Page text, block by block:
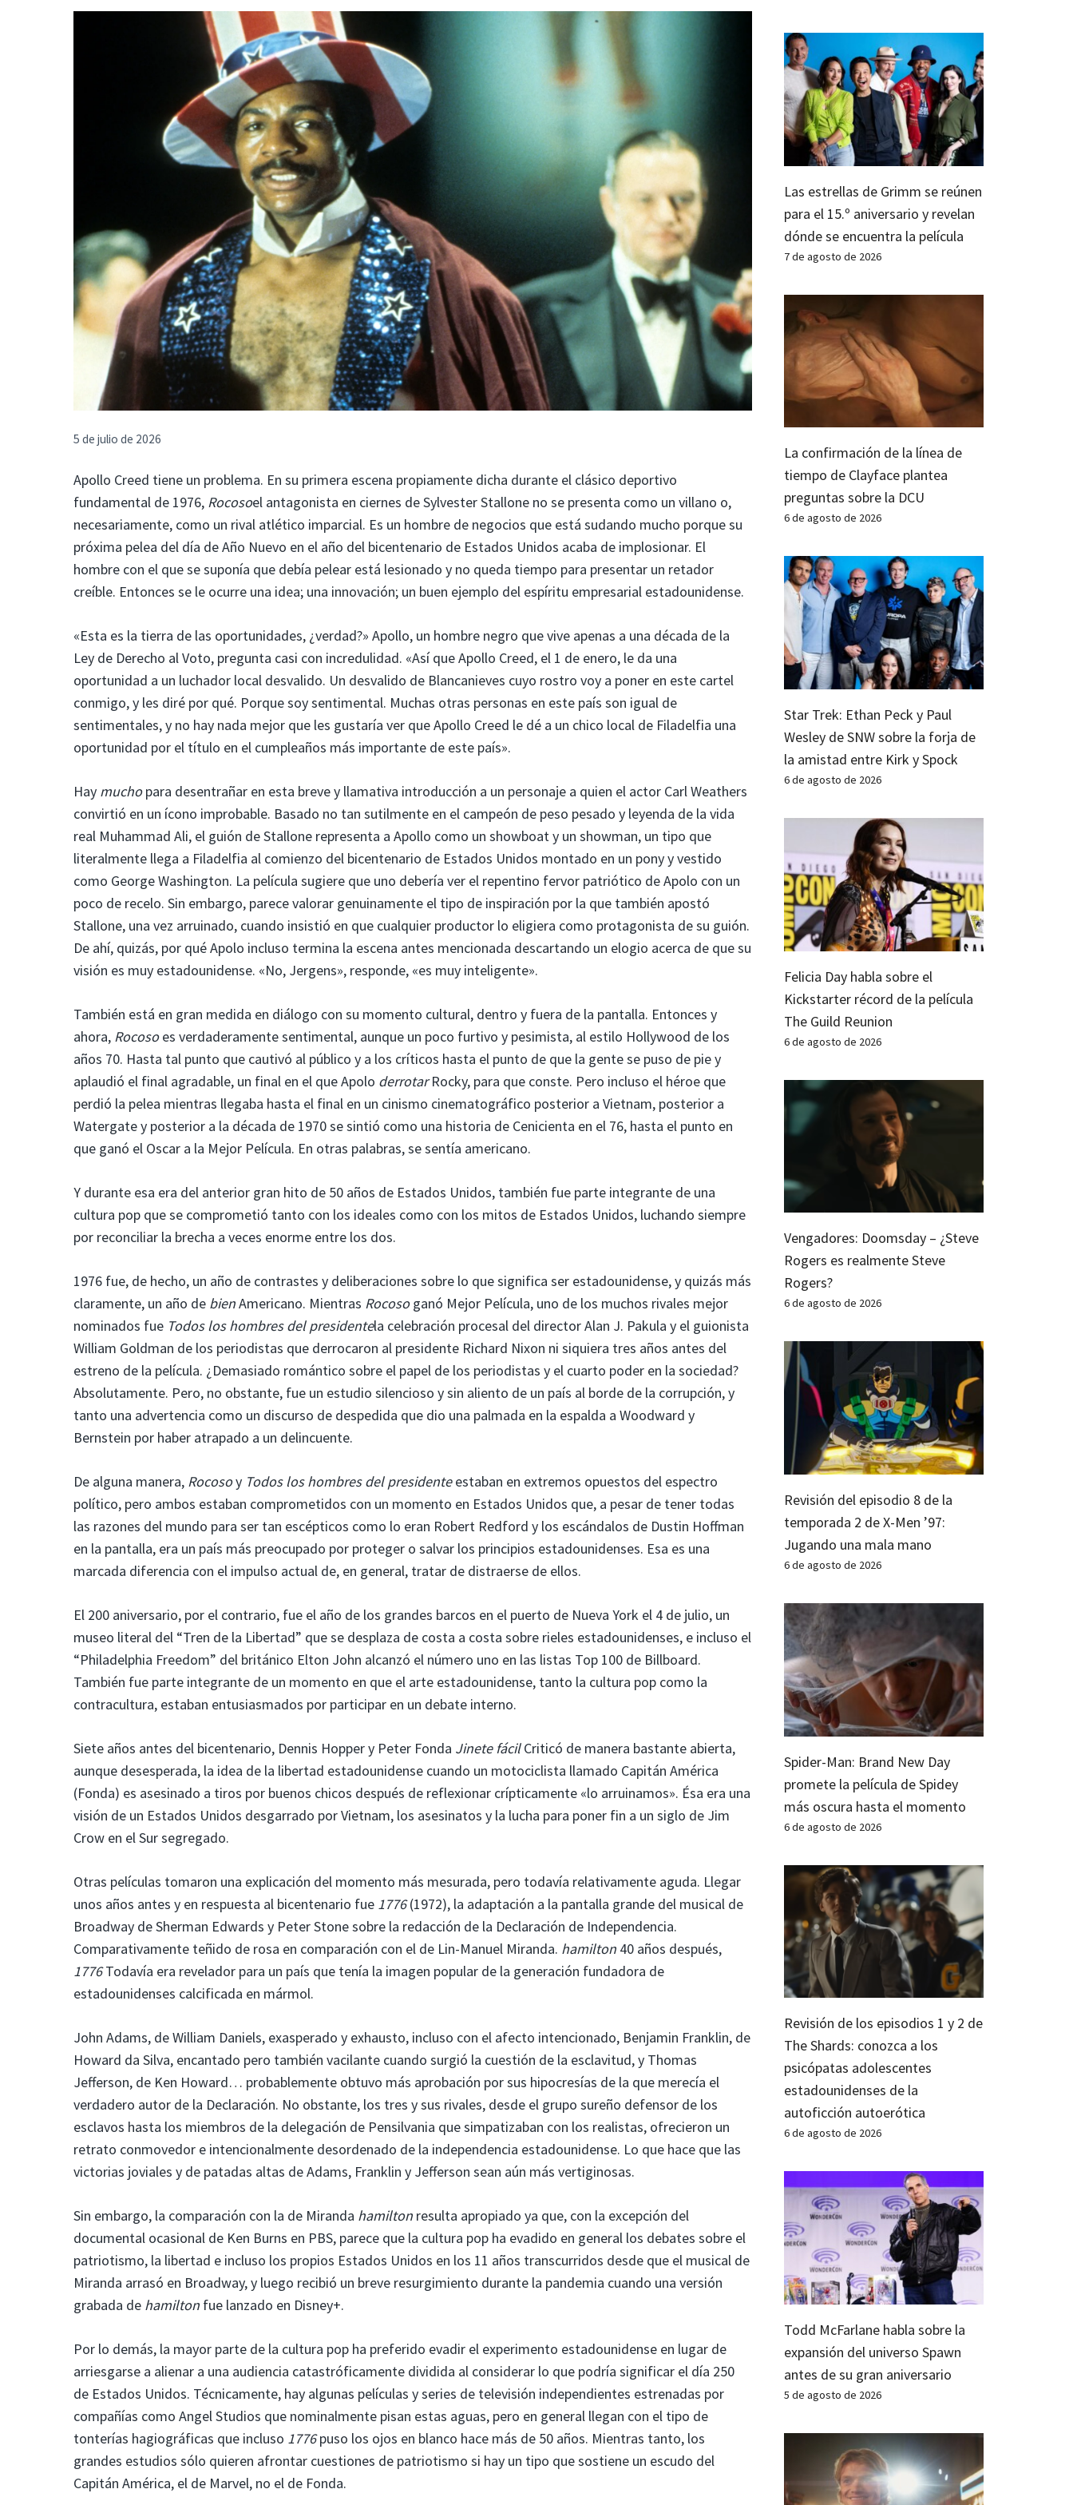
5 de julio de 2026
Apollo Creed tiene un problema. En su primera escena propiamente dicha durante el clásico deportivo
fundamental de 1976, Rocosoel antagonista en ciernes de Sylvester Stallone no se presenta como un villano o,
necesariamente, como un rival atlético imparcial. Es un hombre de negocios que está sudando mucho porque su
próxima pelea del día de Año Nuevo en el año del bicentenario de Estados Unidos acaba de implosionar. El
hombre con el que se suponía que debía pelear está lesionado y no queda tiempo para presentar un retador
creíble. Entonces se le ocurre una idea; una innovación; un buen ejemplo del espíritu empresarial estadounidense.
«Esta es la tierra de las oportunidades, ¿verdad?» Apollo, un hombre negro que vive apenas a una década de la
Ley de Derecho al Voto, pregunta casi con incredulidad. «Así que Apollo Creed, el 1 de enero, le da una
oportunidad a un luchador local desvalido. Un desvalido de Blancanieves cuyo rostro voy a poner en este cartel
conmigo, y les diré por qué. Porque soy sentimental. Muchas otras personas en este país son igual de
sentimentales, y no hay nada mejor que les gustaría ver que Apollo Creed le dé a un chico local de Filadelfia una
oportunidad por el título en el cumpleaños más importante de este país».
Hay muchopara desentrañar en esta breve y llamativa introducción a un personaje a quien el actor Carl Weathers
convirtió en un ícono improbable. Basado no tan sutilmente en el campeón de peso pesado y leyenda de la vida
real Muhammad Ali, el guión de Stallone representa a Apollo como un showboat y un showman, un tipo que
literalmente llega a Filadelfia al comienzo del bicentenario de Estados Unidos montado en un pony y vestido
como George Washington. La película sugiere que uno debería ver el repentino fervor patriótico de Apolo con un
poco de recelo. Sin embargo, parece valorar genuinamente el tipo de inspiración por la que también apostó
Stallone, una vez arruinado, cuando insistió en que cualquier productor lo eligiera como protagonista de su guión.
De ahí, quizás, por qué Apolo incluso termina la escena antes mencionada descartando un elogio acerca de que su
visión es muy estadounidense. «No, Jergens», responde, «es muy inteligente».
También está en gran medida en diálogo con su momento cultural, dentro y fuera de la pantalla. Entonces y
ahora, Rocosoes verdaderamente sentimental, aunque un poco furtivo y pesimista, al estilo Hollywood de los
años 70. Hasta tal punto que cautivó al público y a los críticos hasta el punto de que la gente se puso de pie y
aplaudió el final agradable, un final en el que Apolo derrotarRocky, para que conste. Pero incluso el héroe que
perdió la pelea mientras llegaba hasta el final en un cinismo cinematográfico posterior a Vietnam, posterior a
Watergate y posterior a la década de 1970 se sintió como una historia de Cenicienta en el 76, hasta el punto en
que ganó el Oscar a la Mejor Película. En otras palabras, se sentía americano.
Y durante esa era del anterior gran hito de 50 años de Estados Unidos, también fue parte integrante de una
cultura pop que se comprometió tanto con los ideales como con los mitos de Estados Unidos, luchando siempre
por reconciliar la brecha a veces enorme entre los dos.
1976 fue, de hecho, un año de contrastes y deliberaciones sobre lo que significa ser estadounidense, y quizás más
claramente, un año de bienAmericano. Mientras Rocosoganó Mejor Película, uno de los muchos rivales mejor
nominados fue Todos los hombres del presidentela celebración procesal del director Alan J. Pakula y el guionista
William Goldman de los periodistas que derrocaron al presidente Richard Nixon ni siquiera tres años antes del
estreno de la película. ¿Demasiado romántico sobre el papel de los periodistas y el cuarto poder en la sociedad?
Absolutamente. Pero, no obstante, fue un estudio silencioso y sin aliento de un país al borde de la corrupción, y
tanto una advertencia como un discurso de despedida que dio una palmada en la espalda a Woodward y
Bernstein por haber atrapado a un delincuente.
De alguna manera, Rocosoy Todos los hombres del presidenteestaban en extremos opuestos del espectro
político, pero ambos estaban comprometidos con un momento en Estados Unidos que, a pesar de tener todas
las razones del mundo para ser tan escépticos como lo eran Robert Redford y los escándalos de Dustin Hoffman
en la pantalla, era un país más preocupado por proteger o salvar los principios estadounidenses. Esa es una
marcada diferencia con el impulso actual de, en general, tratar de distraerse de ellos.
El 200 aniversario, por el contrario, fue el año de los grandes barcos en el puerto de Nueva York el 4 de julio, un
museo literal del “Tren de la Libertad” que se desplaza de costa a costa sobre rieles estadounidenses, e incluso el
“Philadelphia Freedom” del británico Elton John alcanzó el número uno en las listas Top 100 de Billboard.
También fue parte integrante de un momento en que el arte estadounidense, tanto la cultura pop como la
contracultura, estaban entusiasmados por participar en un debate interno.
Siete años antes del bicentenario, Dennis Hopper y Peter Fonda Jinete fácilCriticó de manera bastante abierta,
aunque desesperada, la idea de la libertad estadounidense cuando un motociclista llamado Capitán América
(Fonda) es asesinado a tiros por buenos chicos después de reflexionar crípticamente «lo arruinamos». Ésa era una
visión de un Estados Unidos desgarrado por Vietnam, los asesinatos y la lucha para poner fin a un siglo de Jim
Crow en el Sur segregado.
Otras películas tomaron una explicación del momento más mesurada, pero todavía relativamente aguda. Llegar
unos años antes y en respuesta al bicentenario fue 1776(1972), la adaptación a la pantalla grande del musical de
Broadway de Sherman Edwards y Peter Stone sobre la redacción de la Declaración de Independencia.
Comparativamente teñido de rosa en comparación con el de Lin-Manuel Miranda. hamilton 40 años después,
1776Todavía era revelador para un país que tenía la imagen popular de la generación fundadora de
estadounidenses calcificada en mármol.
John Adams, de William Daniels, exasperado y exhausto, incluso con el afecto intencionado, Benjamin Franklin, de
Howard da Silva, encantado pero también vacilante cuando surgió la cuestión de la esclavitud, y Thomas
Jefferson, de Ken Howard… probablemente obtuvo más aprobación por sus hipocresías de la que merecía el
verdadero autor de la Declaración. No obstante, los tres y sus rivales, desde el grupo sureño defensor de los
esclavos hasta los miembros de la delegación de Pensilvania que simpatizaban con los realistas, ofrecieron un
retrato conmovedor e intencionalmente desordenado de la independencia estadounidense. Lo que hace que las
victorias joviales y de patadas altas de Adams, Franklin y Jefferson sean aún más vertiginosas.
Sin embargo, la comparación con la de Miranda hamilton resulta apropiado ya que, con la excepción del
documental ocasional de Ken Burns en PBS, parece que la cultura pop ha evadido en general los debates sobre el
patriotismo, la libertad e incluso los propios Estados Unidos en los 11 años transcurridos desde que el musical de
Miranda arrasó en Broadway, y luego recibió un breve resurgimiento durante la pandemia cuando una versión
grabada de hamilton fue lanzado en Disney+.
Por lo demás, la mayor parte de la cultura pop ha preferido evadir el experimento estadounidense en lugar de
arriesgarse a alienar a una audiencia catastróficamente dividida al considerar lo que podría significar el día 250
de Estados Unidos. Técnicamente, hay algunas películas y series de televisión independientes estrenadas por
compañías como Angel Studios que nominalmente pisan estas aguas, pero en general llegan con el tipo de
tonterías hagiográficas que incluso 1776puso los ojos en blanco hace más de 50 años. Mientras tanto, los
grandes estudios sólo quieren afrontar cuestiones de patriotismo si hay un tipo que sostiene un escudo del
Capitán América, el de Marvel, no el de Fonda.
Las estrellas de Grimm se reúnen
para el 15.º aniversario y revelan
dónde se encuentra la película
7 de agosto de 2026
La confirmación de la línea de
tiempo de Clayface plantea
preguntas sobre la DCU
6 de agosto de 2026
Star Trek: Ethan Peck y Paul
Wesley de SNW sobre la forja de
la amistad entre Kirk y Spock
6 de agosto de 2026
Felicia Day habla sobre el
Kickstarter récord de la película
The Guild Reunion
6 de agosto de 2026
Vengadores: Doomsday – ¿Steve
Rogers es realmente Steve
Rogers?
6 de agosto de 2026
Revisión del episodio 8 de la
temporada 2 de X-Men ’97:
Jugando una mala mano
6 de agosto de 2026
Spider-Man: Brand New Day
promete la película de Spidey
más oscura hasta el momento
6 de agosto de 2026
Revisión de los episodios 1 y 2 de
The Shards: conozca a los
psicópatas adolescentes
estadounidenses de la
autoficción autoerótica
6 de agosto de 2026
Todd McFarlane habla sobre la
expansión del universo Spawn
antes de su gran aniversario
5 de agosto de 2026